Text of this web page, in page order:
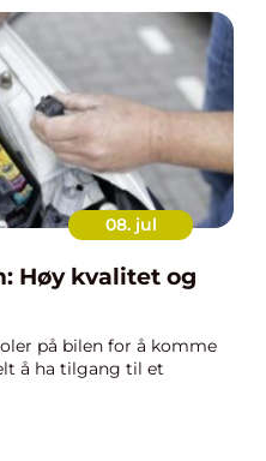
08. jul
Høy kvalitet og
på bilen for å komme
å ha tilgang til et